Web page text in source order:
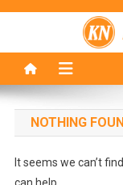
NOTHING
It seems we can’t